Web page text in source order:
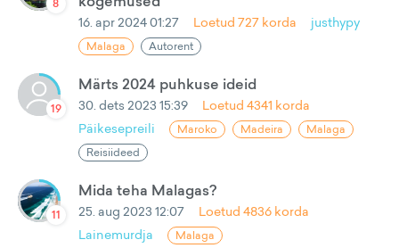
8
16. apr 2024 01:27 Loetud 727 korda justhypy
Malaga Autorent
19
Märts 2024 puhkuse ideid
30. dets 2023 15:39 Loetud 4341 korda
Päikesepreili
Maroko Madeira
Malaga
Reisiideed
11
Mida teha Malagas?
25. aug 2023 12:07 Loetud 4836 korda
Lainemurdja
Malaga